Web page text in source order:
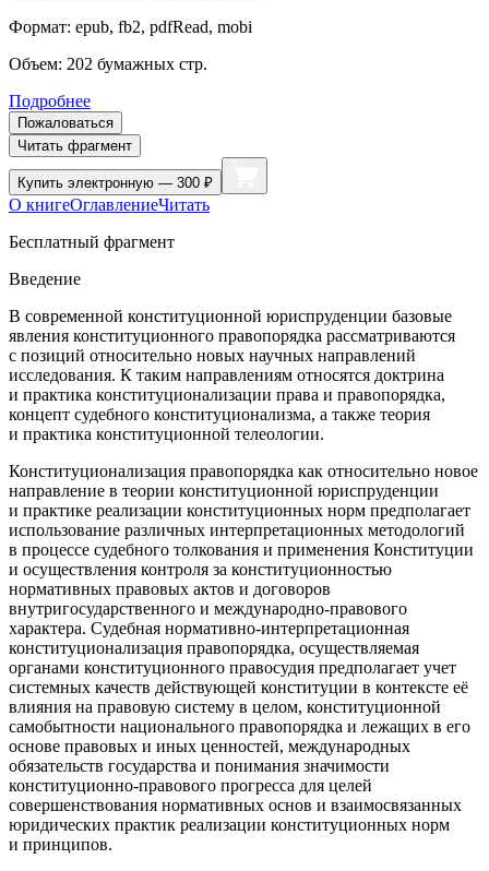
Формат: epub, fb2, pdfRead, mobi
Объем: 202 бумажных стр.
Подробнее
Пожаловаться
Читать фрагмент
Купить электронную — 300 ₽
О книгеОглавлениеЧитать
Бесплатный фрагмент
Введение
В современной конституционной юриспруденции базовые
явления конституционного правопорядка рассматриваются
с позиций относительно новых научных направлений
исследования. К таким направлениям относятся доктрина
и практика конституционализации права и правопорядка,
концепт судебного конституционализма, а также теория
и практика конституционной телеологии.
Конституционализация правопорядка как относительно новое
направление в теории конституционной юриспруденции
и практике реализации конституционных норм предполагает
использование различных интерпретационных методологий
в процессе судебного толкования и применения Конституции
и осуществления контроля за конституционностью
нормативных правовых актов и договоров
внутригосударственного и международно-правового
характера. Судебная нормативно-интерпретационная
конституционализация правопорядка, осуществляемая
органами конституционного правосудия предполагает учет
системных качеств действующей конституции в контексте её
влияния на правовую систему в целом, конституционной
самобытности национального правопорядка и лежащих в его
основе правовых и иных ценностей, международных
обязательств государства и понимания значимости
конституционно-правового прогресса для целей
совершенствования нормативных основ и взаимосвязанных
юридических практик реализации конституционных норм
и принципов.